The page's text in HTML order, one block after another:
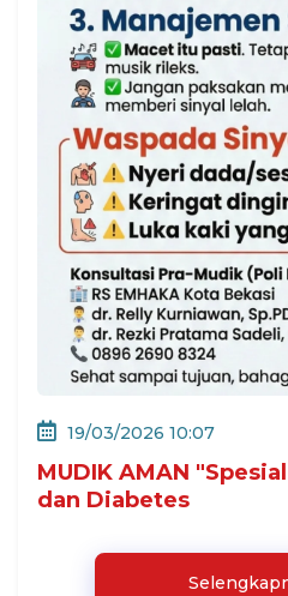
19/03/2026 10:07
MUDIK AMAN
dan Diabetes